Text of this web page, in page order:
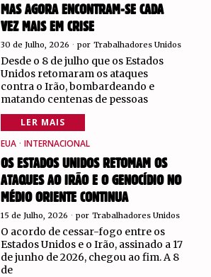
MAS AGORA ENCONTRAM-SE CADA
VEZ MAIS EM CRISE
30 de Julho, 2026 por Trabalhadores Unidos
Desde o 8 de julho que os Estados
Unidos retomaram os ataques
contra o Irão, bombardeando e
matando centenas de pessoas
LER MAIS
EUA · INTERNACIONAL
OS ESTADOS UNIDOS RETOMAM OS
ATAQUES AO IRÃO E O GENOCÍDIO NO
MÉDIO ORIENTE CONTINUA
15 de Julho, 2026 por Trabalhadores Unidos
O acordo de cessar-fogo entre os
Estados Unidos e o Irão, assinado a 17
de junho de 2026, chegou ao fim. A 8
de